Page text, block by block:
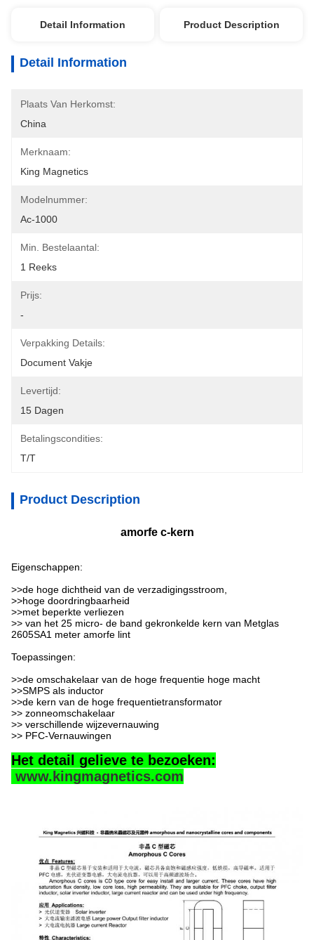
Detail Information Product Description
Detail Information
Plaats Van Herkomst:
China
Merknaam:
King Magnetics
Modelnummer:
Ac-1000
Min. Bestelaantal:
1 Reeks
Prijs:
-
Verpakking Details:
Document Vakje
Levertijd:
15 Dagen
Betalingscondities:
T/T
Product Description
amorfe c-kern
Eigenschappen:
>>de hoge dichtheid van de verzadigingsstroom,
>>hoge doordringbaarheid
>>met beperkte verliezen
>> van het 25 micro- de band gekronkelde kern van Metglas
2605SA1 meter amorfe lint
Toepassingen:
>>de omschakelaar van de hoge frequentie hoge macht
>>SMPS als inductor
>>de kern van de hoge frequentietransformator
>> zonneomschakelaar
>> verschillende wijzevernauwing
>> PFC-Vernauwingen
Het detail gelieve te bezoeken:
www.kingmagnetics.com